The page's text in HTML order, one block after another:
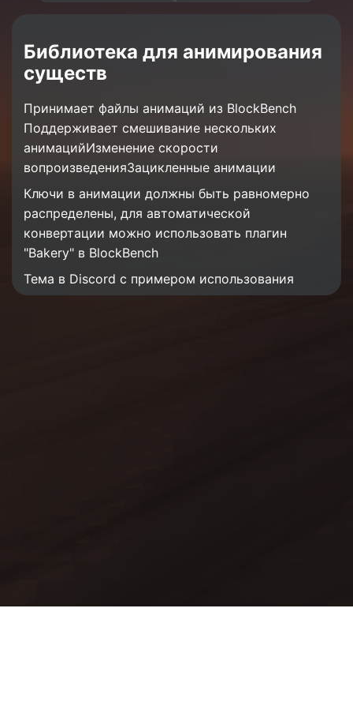
Библиотека для анимирования
существ
Принимает файлы анимаций из BlockBench
Поддерживает смешивание нескольких
анимацийИзменение скорости
вопроизведенияЗацикленные анимации
Ключи в анимации должны быть равномерно
распределены, для автоматической
конвертации можно использовать плагин
"Bakery" в BlockBench
Тема в Discord с примером использования